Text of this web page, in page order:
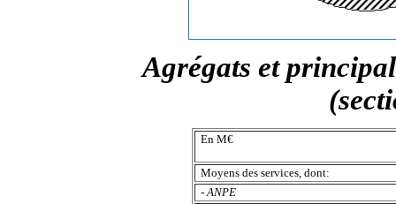
Agrégats et
En M€
Moyens des services, dont:
- ANPE